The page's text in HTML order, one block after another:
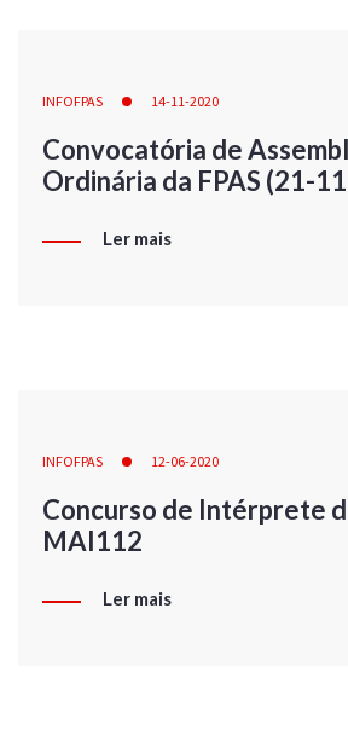
INFOFPAS 14-11-2020
Convocatória de
Ordinária da FPAS (21-
Ler mais
INFOFPAS 12-06-2020
Concurso de Intérprete
MAI112
Ler mais